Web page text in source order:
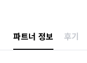
파트너 정보 후기